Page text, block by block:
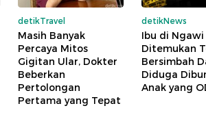
detikTravel
Masih Banyak
Percaya Mitos
Gigitan Ular, Dokter
Beberkan
Pertolongan
Pertama yang Tepat
detikNews
Ibu di Ngawi
Ditemukan
Bersimbah
Diduga
Anak yang